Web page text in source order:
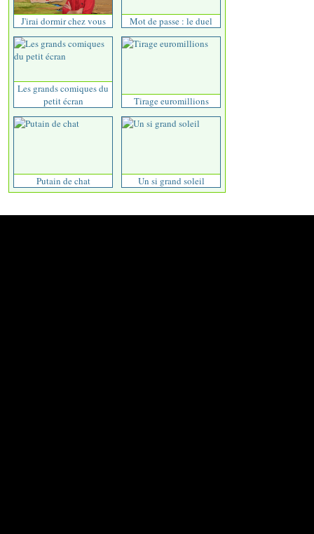
J'irai dormir chez vous Mot de passe : le duel
Les grands comiques du
petit écran
Tirage euromillions
Putain de chat Un si grand soleil